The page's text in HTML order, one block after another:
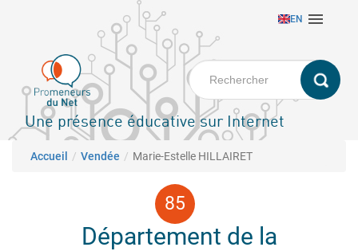
principal
EN 
Une présence éducative sur Internet
Fil d'Ariane
Accueil Vendée Marie-Estelle HILLAIRET
Département de la